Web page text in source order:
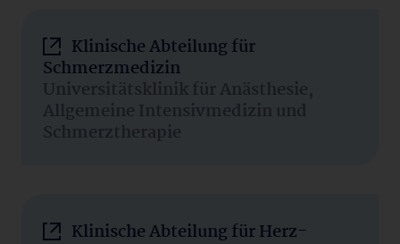
Klinische Abteilung für
Schmerzmedizin
Universitätsklinik für Anästhesie,
Allgemeine Intensivmedizin und
Schmerztherapie
Klinische Abteilung für Herz-